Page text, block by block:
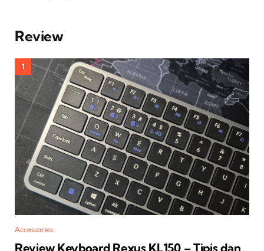
Review
Accessories
Review Keyboard Rexus KL150 – Tipis dan